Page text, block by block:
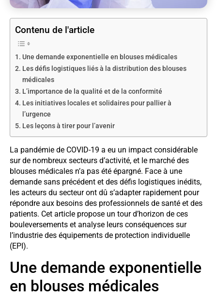
Contenu de l'article
Une demande exponentielle en blouses médicales
Les défis logistiques liés à la distribution des blouses
médicales
L’importance de la qualité et de la conformité
Les initiatives locales et solidaires pour pallier à
l’urgence
Les leçons à tirer pour l’avenir
La pandémie de COVID-19 a eu un impact considérable
sur de nombreux secteurs d’activité, et le marché des
blouses médicales n’a pas été épargné. Face à une
demande sans précédent et des défis logistiques inédits,
les acteurs du secteur ont dû s’adapter rapidement pour
répondre aux besoins des professionnels de santé et des
patients. Cet article propose un tour d’horizon de ces
bouleversements et analyse leurs conséquences sur
l’industrie des équipements de protection individuelle
(EPI).
Une demande exponentielle
en blouses médicales